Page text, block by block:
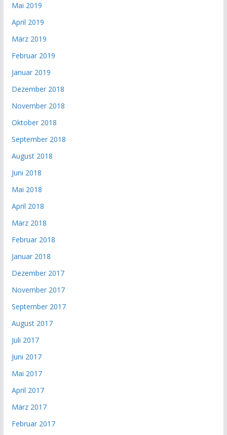
Mai 2019
April 2019
März 2019
Februar 2019
Januar 2019
Dezember 2018
November 2018
Oktober 2018
September 2018
August 2018
Juni 2018
Mai 2018
April 2018
März 2018
Februar 2018
Januar 2018
Dezember 2017
November 2017
September 2017
August 2017
Juli 2017
Juni 2017
Mai 2017
April 2017
März 2017
Februar 2017